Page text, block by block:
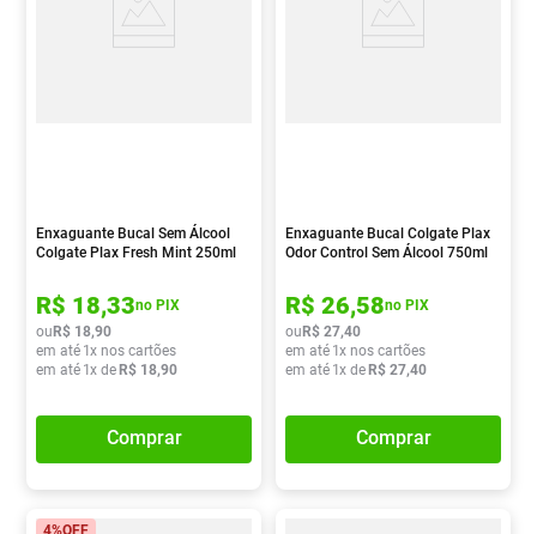
Enxaguante Bucal Sem Álcool
Colgate Plax Fresh Mint 250ml
R$ 18,33no PIX
ouR$ 18,90
em até 1x nos cartões
em até 1x deR$ 18,90
Comprar
Enxaguante Bucal Colgate Plax
Odor Control Sem Álcool 750ml
R$ 26,58no PIX
ouR$ 27,40
em até 1x nos cartões
em até 1x deR$ 27,40
Comprar
4%OFF